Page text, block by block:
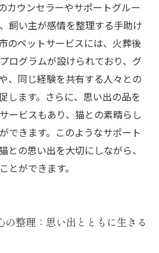
カウンセラーやサポートグルー
飼い主が感情を整理する手助け
のペットサービスには、火葬後
ログラムが設けられており、グ
、同じ経験を共有する人々との
します。さらに、思い出の品を
ービスもあり、猫との素晴らし
できます。このようなサポート
との思い出を大切にしながら、
とができます。
整理：思い出とともに生きる